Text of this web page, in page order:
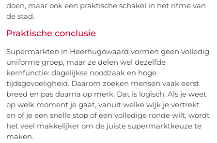
doen, maar ook een praktische schakel in het ritme van
de stad.
Praktische conclusie
Supermarkten in Heerhugowaard vormen geen volledig
uniforme groep, maar ze delen wel dezelfde
kernfunctie: dagelijkse noodzaak en hoge
tijdsgevoeligheid. Daarom zoeken mensen vaak eerst
breed en pas daarna op merk. Dat is logisch. Als je weet
op welk moment je gaat, vanuit welke wijk je vertrekt
en of je een snelle stop of een volledige ronde wilt, wordt
het veel makkelijker om de juiste supermarktkeuze te
maken.